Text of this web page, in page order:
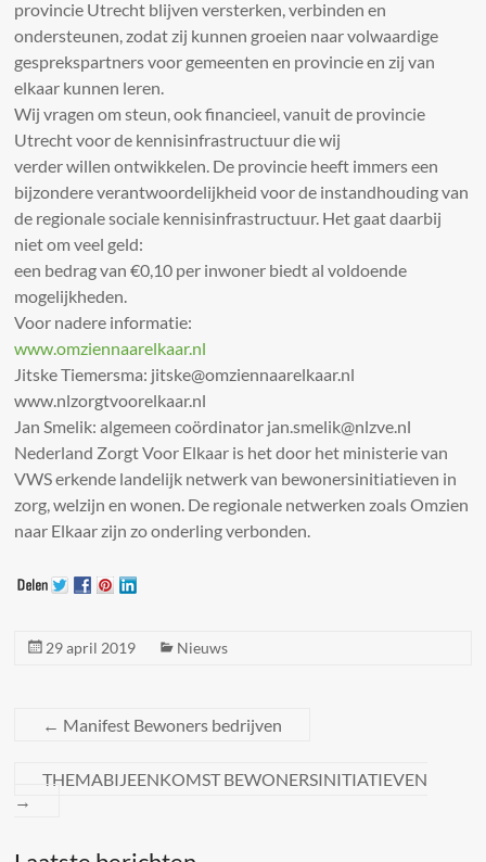
provincie Utrecht blijven versterken, verbinden en
ondersteunen, zodat zij kunnen groeien naar volwaardige
gesprekspartners voor gemeenten en provincie en zij van
elkaar kunnen leren.
Wij vragen om steun, ook financieel, vanuit de provincie
Utrecht voor de kennisinfrastructuur die wij
verder willen ontwikkelen. De provincie heeft immers een
bijzondere verantwoordelijkheid voor de instandhouding van
de regionale sociale kennisinfrastructuur. Het gaat daarbij
niet om veel geld:
een bedrag van €0,10 per inwoner biedt al voldoende
mogelijkheden.
Voor nadere informatie:
www.omziennaarelkaar.nl
Jitske Tiemersma: jitske@omziennaarelkaar.nl
www.nlzorgtvoorelkaar.nl
Jan Smelik: algemeen coördinator jan.smelik@nlzve.nl
Nederland Zorgt Voor Elkaar is het door het ministerie van
VWS erkende landelijk netwerk van bewonersinitiatieven in
zorg, welzijn en wonen. De regionale netwerken zoals Omzien
naar Elkaar zijn zo onderling verbonden.
29 april 2019 Nieuws
← Manifest Bewoners bedrijven
THEMABIJEENKOMST BEWONERSINITIATIEVEN
→